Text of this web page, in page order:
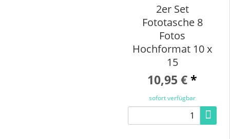
2er Set
Fototasche 8
Fotos
Hochformat 10 x
15
10,95 €*
sofort verfügbar